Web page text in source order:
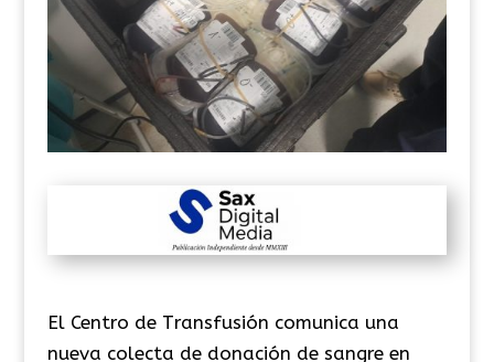
El Centro de Transfusión comunica una
nueva colecta de donación de sangre en